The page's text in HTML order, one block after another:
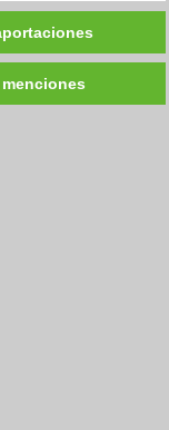
menciones